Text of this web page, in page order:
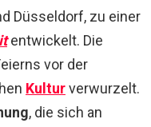
Düsseldorf, zu einer
entwickelt. Die
vor der
Kulturverwurzelt.
, die sich an